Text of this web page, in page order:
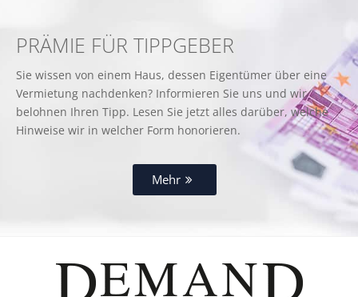
PRÄMIE FÜR TIPPGEBER
Sie wissen von einem Haus, dessen Eigentümer über eine
Vermietung nachdenken? Informieren Sie uns und wir
belohnen Ihren Tipp. Lesen Sie jetzt alles darüber, welche
Hinweise wir in welcher Form honorieren.
Mehr